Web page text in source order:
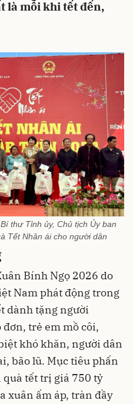
là mỗi khi tết đến,
thư Tỉnh ủy, Chủ tịch Ủy ban
Tết Nhân ái cho người dân
Bính Ngọ 2026 do
Nam phát động trong
dành tặng người
trẻ em mồ côi,
khó khăn, người dân
bão lũ. Mục tiêu phấn
tết trị giá 750 tỷ
xuân ấm áp, tràn đầy